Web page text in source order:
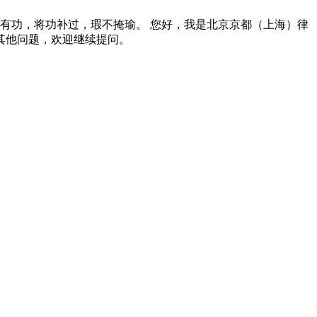
功，将功补过，瑕不掩瑜。 您好，我是北京京都（上海）律
问题，欢迎继续提问。